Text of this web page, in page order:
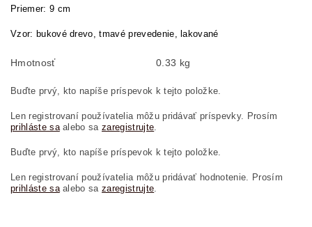
Priemer: 9 cm
Vzor: bukové drevo, tmavé prevedenie, lakované
Hmotnosť 0.33 kg
Buďte prvý, kto napíše príspevok k tejto položke.
Len registrovaní používatelia môžu pridávať príspevky. Prosím
prihláste saalebo sazaregistrujte.
Buďte prvý, kto napíše príspevok k tejto položke.
Len registrovaní používatelia môžu pridávať hodnotenie. Prosím
prihláste saalebo sazaregistrujte.